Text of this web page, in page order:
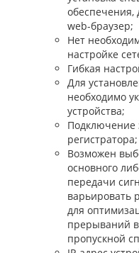
обеспечения,
web-браузер;
Нет
настройке
Гибкая
Для
необходимо
устройства;
регистратора;
Возможен
основного
передачи
варьировать
для
прерываний
пропускной